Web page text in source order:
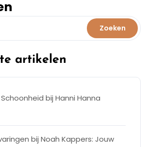
Zoeken
artikelen
bij Hanni Hanna
bij Noah Kappers: Jouw